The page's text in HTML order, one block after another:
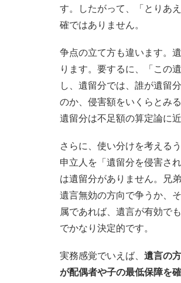
す。したがって、「とりあ
確ではありません。
争点の立て方も違います。
ります。要するに、「この
し、遺留分では、誰が遺留
のか、侵害額をいくらとみ
遺留分は不足額の算定論に近
さらに、使い分けを考える
申立人を「遺留分を侵害さ
は遺留分がありません。兄
遺言無効の方向で争うか、
属であれば、遺言が有効で
でかなり決定的です。
実務感覚でいえば、 遺言の
が配偶者や子の最低保障を